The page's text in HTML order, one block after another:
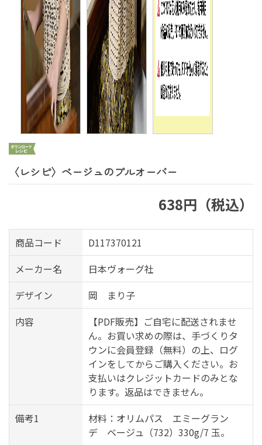
〈レシピ〉ベージュのプルオーバー
638円（税込）
商品コード
D117370121
メーカー名
日本ヴォーグ社
デザイン
岡 まり子
内容
【PDF販売】ご自宅に配送されませ
ん。お買い求めの際は、手づくりタ
ウンに会員登録（無料）の上、ログ
インをしてからご購入ください。お
支払いはクレジットカードのみとな
ります。返品はできません。
備考1
材料：オリムパス エミーグラン
デ ベージュ（732）330g/7 玉。